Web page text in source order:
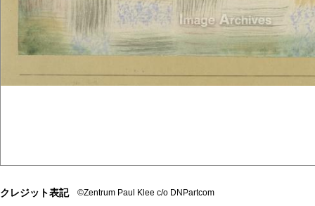
クレジット表記 ©Zentrum Paul Klee c/o DNPartcom